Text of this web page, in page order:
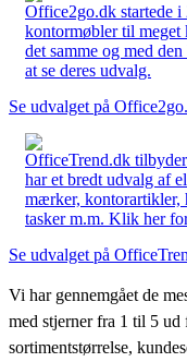
Office2go.dk startede i
kontormøbler til meget
det samme og med
at se deres udvalg.
Se udvalget på
OfficeTrend.dk
har et bredt udvalg af
mærker, kontorartikler,
tasker m.m. Klik her
Se udvalget på
Vi har gennemgået de
med stjerner fra 1 til 5 ud
sortimentstørrelse,